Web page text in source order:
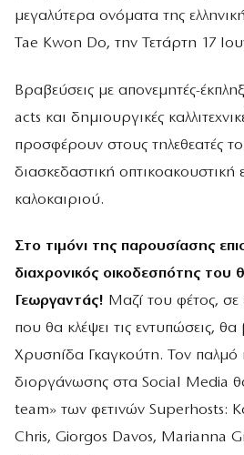
μεγαλύτερα ονόματα της
Tae Kwon Do, την Τετάρτη 17
Βραβεύσεις με απονεμητές-
acts και δημιουργικές
προσφέρουν στους τηλεθεατές
διασκεδαστική οπτικοακουστική
καλοκαιριού.
Στο τιμόνι της παρουσίασης
διαχρονικός οικοδεσπότης
Γεωργαντάς! Μαζί του φέτος, σε
που θα κλέψει τις εντυπώσεις, θα
Χρυσηίδα Γκαγκούτη. Τον παλμό
διοργάνωσης στα Social Media
team» των φετινών Superhosts:
Chris, Giorgos Davos, Marianna